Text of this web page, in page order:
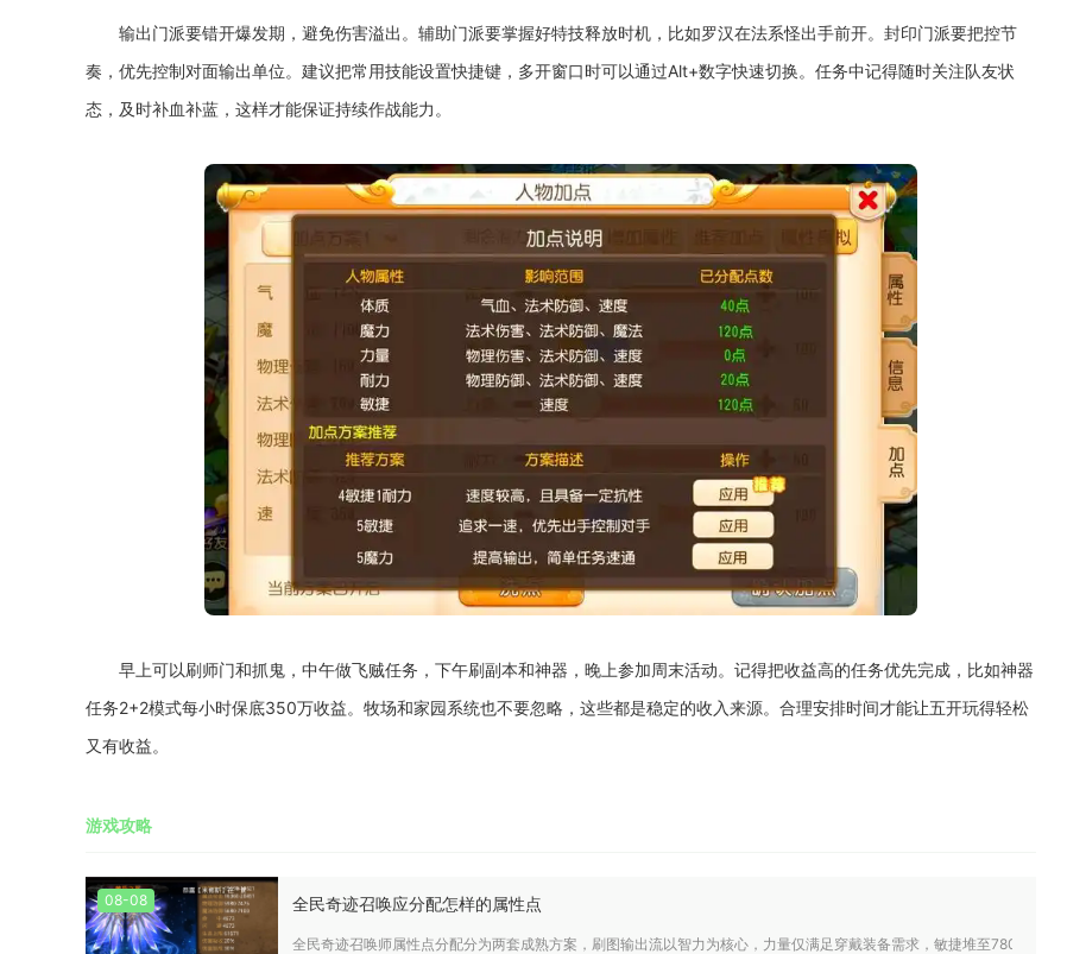
输出门派要错开爆发期，避免伤害溢出。辅助门派要掌握好特技释放时机，比如罗汉在法系怪出手前开。封印门派要把控节
奏，优先控制对面输出单位。建议把常用技能设置快捷键，多开窗口时可以通过Alt+数字快速切换。任务中记得随时关注队友状
态，及时补血补蓝，这样才能保证持续作战能力。
早上可以刷师门和抓鬼，中午做飞贼任务，下午刷副本和神器，晚上参加周末活动。记得把收益高的任务优先完成，比如神器
任务2+2模式每小时保底350万收益。牧场和家园系统也不要忽略，这些都是稳定的收入来源。合理安排时间才能让五开玩得轻松
又有收益。
游戏攻略
08-08 全民奇迹召唤应分配怎样的属性点
全民奇迹召唤师属性点分配分为两套成熟方案，刷图输出流以智力为核心，力量仅满足穿戴装备需求，敏捷堆至780点补